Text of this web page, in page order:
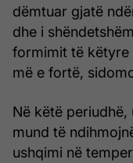
dëmtuar gjatë
dhe i
formimit të këtyre
më e fortë,
Në këtë
mund të
ushqimi në